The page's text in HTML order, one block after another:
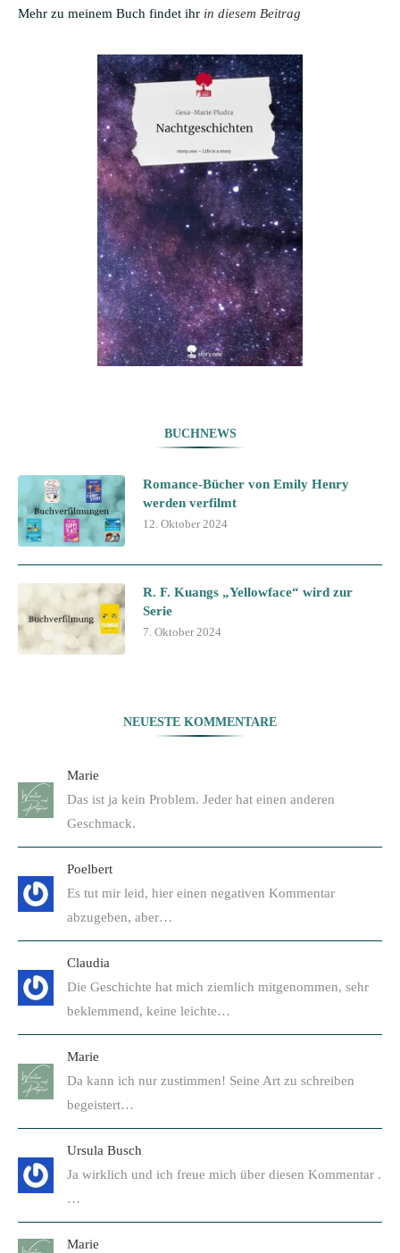
Mehr zu meinem Buch findet ihr in diesem Beitrag
BUCHNEWS
Romance-Bücher von Emily Henry
werden verfilmt
12. Oktober 2024
R. F. Kuangs „Yellowface“ wird zur
Serie
7. Oktober 2024
NEUESTE KOMMENTARE
Marie
Das ist ja kein Problem. Jeder hat einen anderen
Geschmack.
Poelbert
Es tut mir leid, hier einen negativen Kommentar
abzugeben, aber…
Claudia
Die Geschichte hat mich ziemlich mitgenommen, sehr
beklemmend, keine leichte…
Marie
Da kann ich nur zustimmen! Seine Art zu schreiben
begeistert…
Ursula Busch
Ja wirklich und ich freue mich über diesen Kommentar .
…
Marie